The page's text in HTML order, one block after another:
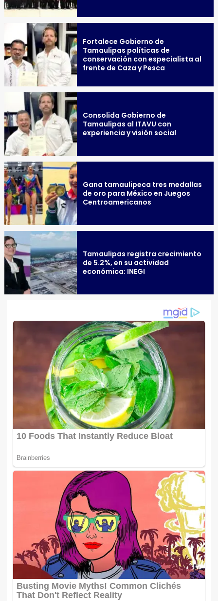
Fortalece Gobierno de
Tamaulipas políticas de
conservación con especialista al
frente de Caza y Pesca
Consolida Gobierno de
Tamaulipas al ITAVU con
experiencia y visión social
Gana tamaulipeca tres medallas
de oro para México en Juegos
Centroamericanos
Tamaulipas registra crecimiento
de 5.2%, en su actividad
económica: INEGI